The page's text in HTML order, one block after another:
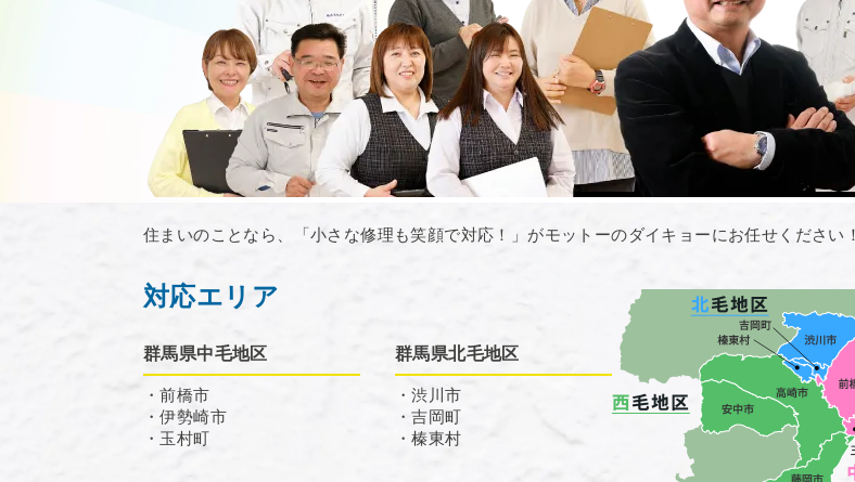
住まいのことなら、「小さな修理も笑顔で対応！」がモットーのダイキョーにお任せください！
対応エリア
群馬県中毛地区
・前橋市
・伊勢崎市
・玉村町
群馬県北毛地区
・渋川市
・吉岡町
・榛東村